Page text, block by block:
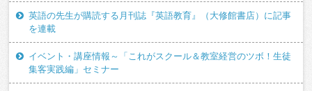
英語の先生が購読する月刊誌『英語教育』（大修館書店）に記事
を連載
イベント・講座情報～「これがスクール＆教室経営のツボ！生徒
集客実践編」セミナー